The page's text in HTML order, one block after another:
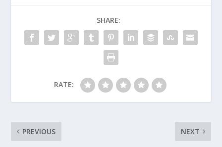
SHARE:
RATE:
PREVIOUS NEXT